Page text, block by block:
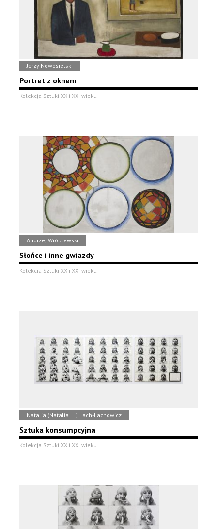
Jerzy Nowosielski
Portret z oknem
Kolekcja Sztuki XX i XXI wieku
Andrzej Wróblewski
Słońce i inne gwiazdy
Kolekcja Sztuki XX i XXI wieku
Natalia (Natalia LL) Lach-Lachowicz
Sztuka konsumpcyjna
Kolekcja Sztuki XX i XXI wieku